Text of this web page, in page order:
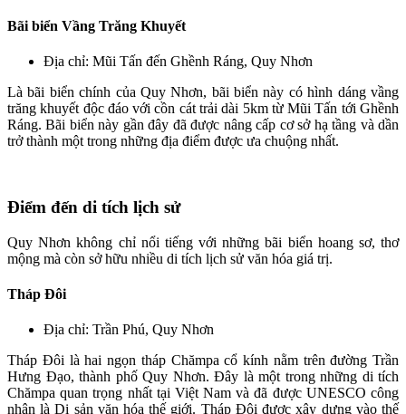
Bãi biển Vầng Trăng Khuyết
Địa chỉ: Mũi Tấn đến Ghềnh Ráng, Quy Nhơn
Là bãi biển chính của Quy Nhơn, bãi biển này có hình dáng vầng
trăng khuyết độc đáo với cồn cát trải dài 5km từ Mũi Tấn tới Ghềnh
Ráng. Bãi biển này gần đây đã được nâng cấp cơ sở hạ tầng và dần
trở thành một trong những địa điểm được ưa chuộng nhất.
Điểm đến di tích lịch sử
Quy Nhơn không chỉ nổi tiếng với những bãi biển hoang sơ, thơ
mộng mà còn sở hữu nhiều di tích lịch sử văn hóa giá trị.
Tháp Đôi
Địa chỉ: Trần Phú, Quy Nhơn
Tháp Đôi là hai ngọn tháp Chămpa cổ kính nằm trên đường Trần
Hưng Đạo, thành phố Quy Nhơn. Đây là một trong những di tích
Chămpa quan trọng nhất tại Việt Nam và đã được UNESCO công
nhận là Di sản văn hóa thế giới. Tháp Đôi được xây dựng vào thế